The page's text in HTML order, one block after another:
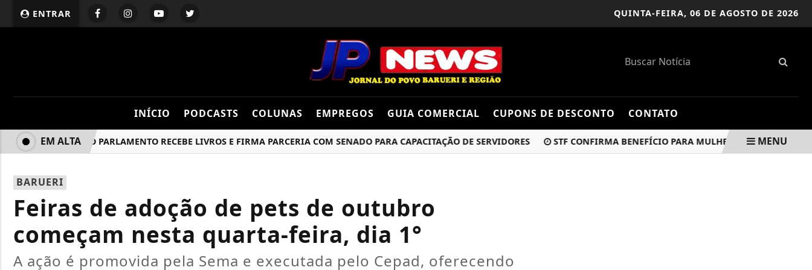
ENTRAR QUINTA-FEIRA, 06 DE AGOSTO DE 2026
INÍCIO PODCASTS COLUNAS EMPREGOS GUIA COMERCIAL CUPONS DE DESCONTO CONTATO
ESCOLA DO PARLAMENTO RECEBE LIVROS E FIRMA PARCERIA COM SENADO PARA CAPACITAÇÃO DE SERVIDORES STF CONFIRMA BENEFÍCIO PARA MULHERES VÍTIMAS DE
EM ALTA MENU
BARUERI
Feiras de adoção de pets de outubro
começam nesta quarta-feira, dia 1°
A ação é promovida pela Sema e executada pelo Cepad, oferecendo